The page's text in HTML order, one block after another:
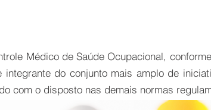
Médico de Saúde Ocupacional,
integrante do conjunto mais amplo de
com o disposto nas demais normas